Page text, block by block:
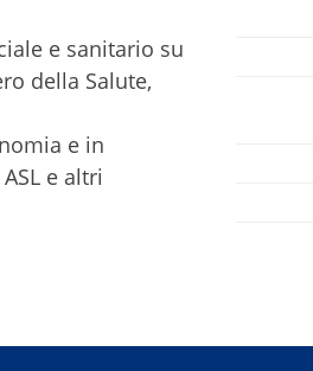
e sanitario su
della Salute,
e in
e altri